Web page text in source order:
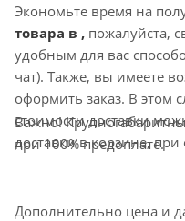
осуществляется путем
использования
трансформаторных
однофазных плавных
одному регулятору
вентилято-ров при
вентиляторов не
Экономьте время на
товара в , пожалуйста,
удобным для вас
чат). Также, вы имеете
оформить заказ. В этом
стоимости доставки
доставки в корзине,
Важно!
при 100% предоплате.
Дополнительно цена и